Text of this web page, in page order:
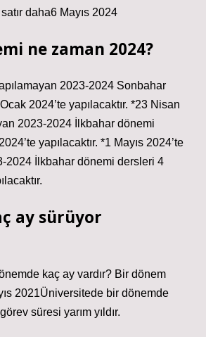
daha6 Mayıs 2024
ne zaman 2024?
2023-2024 Sonbahar
2024’te yapılacaktır. *23 Nisan
2023-2024 İlkbahar dönemi
yapılacaktır. *1 Mayıs 2024’te
2024 İlkbahar dönemi dersleri 4
ay sürüyor
kaç ay vardır? Bir dönem
2021Üniversitede bir dönemde
süresi yarım yıldır.